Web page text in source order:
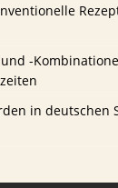
-
in deutschen